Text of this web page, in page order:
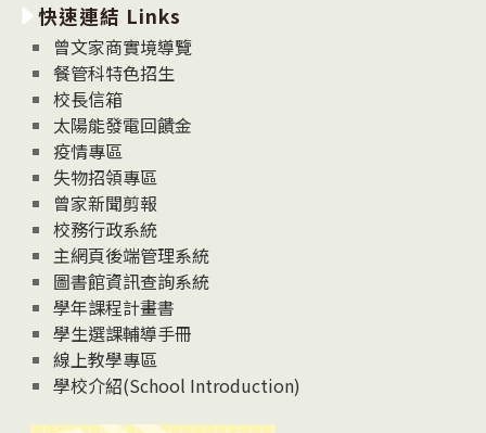
消
息
News
快速連結 Links
曾文家商實境導覽
餐管科特色招生
校長信箱
太陽能發電回饋金
疫情專區
失物招領專區
曾家新聞剪報
校務行政系統
主網頁後端管理系統
圖書館資訊查詢系統
學年課程計畫書
學生選課輔導手冊
線上教學專區
學校介紹(School Introduction)